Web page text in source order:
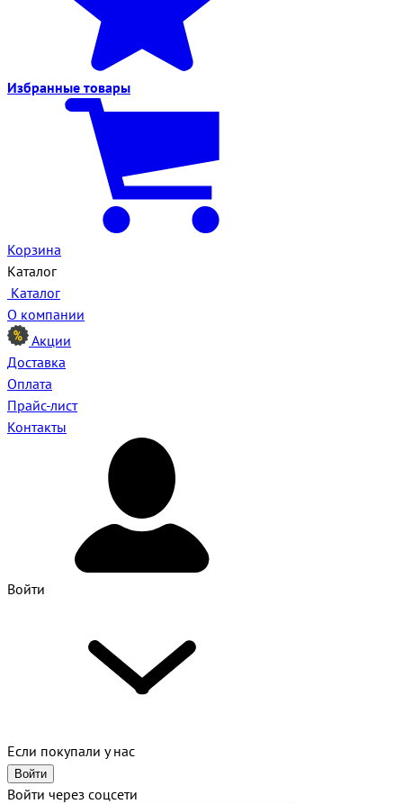
Избранные товары
Корзина
Каталог
Каталог
О компании
Акции
Доставка
Оплата
Прайс-лист
Контакты
Войти
Если покупали у нас
Войти
Войти через соцсети